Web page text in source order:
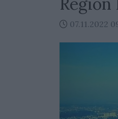
07.11.2022